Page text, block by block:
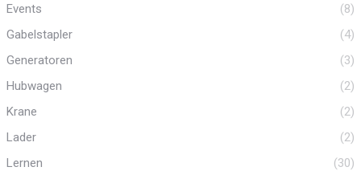
Events
(8)
Gabelstapler
(4)
Generatoren
(3)
Hubwagen
(2)
Krane
(2)
Lader
(2)
Lernen
(30)